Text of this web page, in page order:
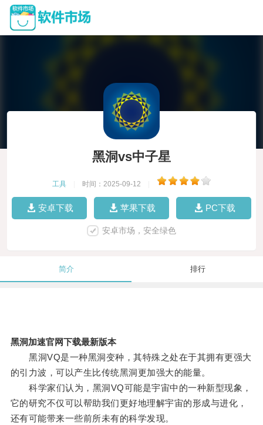
黑洞vs中子星
工具 时间：2025-09-12
安卓下载 苹果下载 PC下载
安卓市场，安全绿色
简介 排行
黑洞加速官网下载最新版本
黑洞VQ是一种黑洞变种，其特殊之处在于其拥有更强大
的引力波，可以产生比传统黑洞更加强大的能量。
科学家们认为，黑洞VQ可能是宇宙中的一种新型现象，
它的研究不仅可以帮助我们更好地理解宇宙的形成与进化，
还有可能带来一些前所未有的科学发现。